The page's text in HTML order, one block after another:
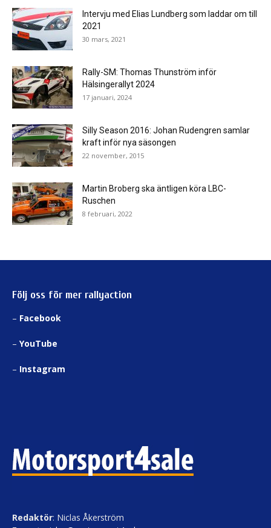
Intervju med Elias Lundberg som laddar om till
2021
30 mars, 2021
Rally-SM: Thomas Thunström inför
Hälsingerallyt 2024
17 januari, 2024
Silly Season 2016: Johan Rudengren samlar
kraft inför nya säsongen
22 november, 2015
Martin Broberg ska äntligen köra LBC-
Ruschen
8 februari, 2022
Följ oss för mer rallyaction
– Facebook
– YouTube
– Instagram
Redaktör: Niclas Åkerström